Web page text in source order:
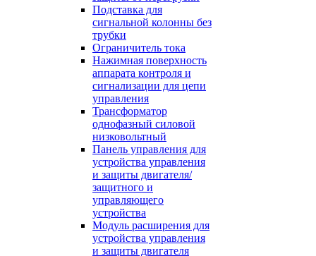
Подставка для
сигнальной колонны без
трубки
Ограничитель тока
Нажимная поверхность
аппарата контроля и
сигнализации для цепи
управления
Трансформатор
однофазный силовой
низковольтный
Панель управления для
устройства управления
и защиты двигателя/
защитного и
управляющего
устройства
Модуль расширения для
устройства управления
и защиты двигателя